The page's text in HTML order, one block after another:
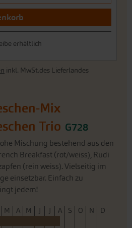
erhältlich
inkl. MwSt.des Lieferlandes
Mix
Trio G728
Mischung bestehend aus den
Breakfast (rot/weiss), Rudi
(rein weiss). Vielseitig im
einsetzbar. Einfach zu
jedem!
M A M J J A S O N
D